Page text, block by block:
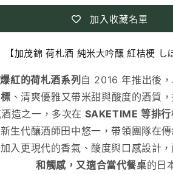
し
ぼ
り
た
て
數
量
增
加入收藏名單
【加茂錦 荷札酒 純米大吟釀 紅桔梗 し
爆紅的荷札酒系列 自 2016 年推出後
、清爽優雅又帶米甜與酸度的酒質
造之一，多次在 SAKETIME 等排
生代釀酒師田中悠一，帶領團隊在
加入更現代的香氣、酸度與口感設計
和觸感，又適合當代餐桌的日